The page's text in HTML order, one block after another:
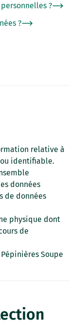
?
?
relative à
identifiable.
données
de données
physique dont
de
Soupe